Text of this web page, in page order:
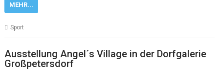
MEHR...
Sport
Ausstellung Angel´s Village in der Dorfgalerie
Großpetersdorf